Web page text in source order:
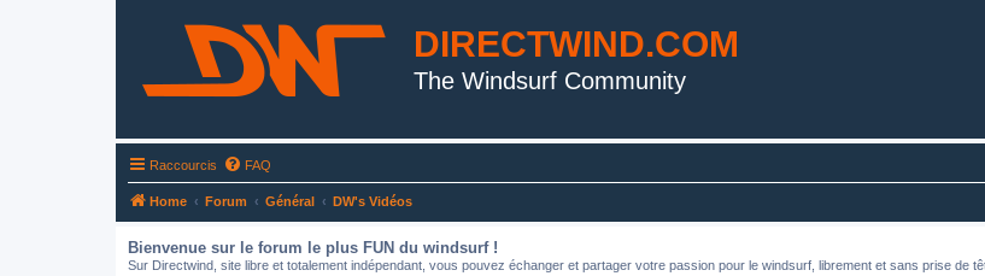
DIRECTWIND.COM
The Windsurf Community
Raccourcis FAQ
Home Forum Général DW's Vidéos
Bienvenue sur le forum le plus FUN du windsurf !
Sur Directwind, site libre et totalement indépendant, vous pouvez échanger et partager votre passion pour le windsurf, librement et sans prise de